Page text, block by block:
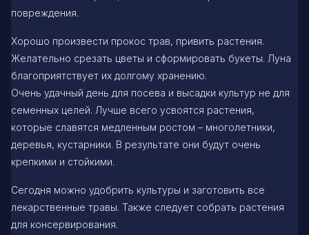
повреждения.
Хорошо произвести прокос трав, привить растения.
Желательно срезать цветы и сформировать букеты. Луна
благоприятствует их долгому хранению.
Очень удачный день для посева и высадки культур не для
семенных целей. Лучше всего усвоятся растения,
которые славятся медленным ростом – многолетники,
деревья, кустарники. В результате они будут очень
крепкими и стойкими.
Сегодня можно удобрить культуры и заготовить все
лекарственные травы. Также следует собрать растения
для консервирования.